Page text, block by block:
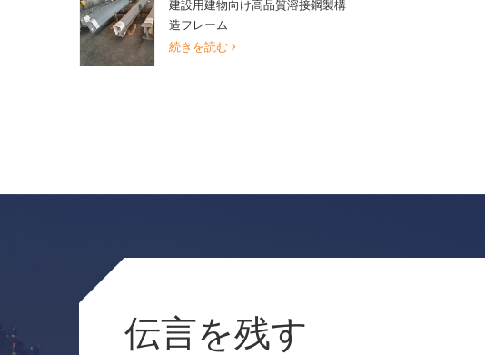
建設用建物向け高品質溶接鋼製構
造フレーム
続きを読む
伝言を残す